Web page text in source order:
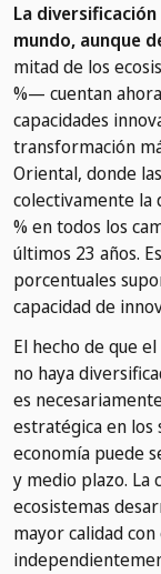
La
mundo, aunque
mitad de los
%— cuentan
capacidades
transformación
Oriental, donde
colectivamente la
% en todos los
últimos 23 años.
porcentuales
capacidad de
El hecho de que
no haya
es
estratégica en los
economía puede
y medio plazo. La
ecosistemas
mayor calidad